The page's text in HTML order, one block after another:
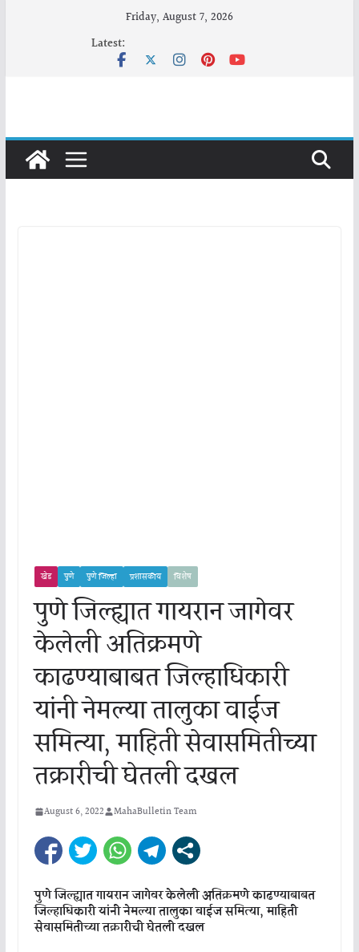
Friday, August 7, 2026
Latest:
खेड पुणे पुणे जिल्हा प्रशासकीय विशेष
पुणे जिल्ह्यात गायरान जागेवर
केलेली अतिक्रमणे
काढण्याबाबत जिल्हाधिकारी
यांनी नेमल्या तालुका वाईज
समित्या, माहिती सेवासमितीच्या
तक्रारीची घेतली दखल
August 6, 2022 MahaBulletin Team
पुणेजिल्ह्यातगायरानजागेवरकेलेलीअतिक्रमणेकाढण्याबाबत
जिल्हाधिकारीयांनीनेमल्यातालुकावाईजसमित्या,माहिती
सेवासमितीच्यातक्रारीचीघेतलीदखल